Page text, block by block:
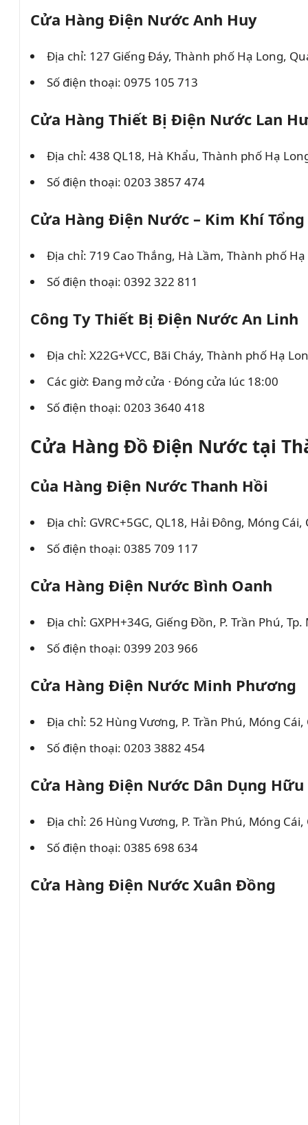
Cửa Hàng Điện Nước Anh Huy
Địa chỉ: 127 Giếng Đáy, Thành phố Hạ Long,
Số điện thoại: 0975 105 713
Cửa Hàng Thiết Bị Điện Nước Lan
Địa chỉ: 438 QL18, Hà Khẩu, Thành phố Hạ
Số điện thoại: 0203 3857 474
Cửa Hàng Điện Nước – Kim Khí
Địa chỉ: 719 Cao Thắng, Hà Lầm, Thành phố
Số điện thoại: 0392 322 811
Công Ty Thiết Bị Điện Nước An Linh
Địa chỉ: X22G+VCC, Bãi Cháy, Thành phố Hạ
Các giờ: Đang mở cửa ⋅ Đóng cửa lúc 18:00
Số điện thoại: 0203 3640 418
Cửa Hàng Đồ Điện Nước tại
Của Hàng Điện Nước Thanh Hồi
Địa chỉ: GVRC+5GC, QL18, Hải Đông, Móng
Số điện thoại: 0385 709 117
Cửa Hàng Điện Nước Bình Oanh
Địa chỉ: GXPH+34G, Giếng Đồn, P. Trần Phú,
Số điện thoại: 0399 203 966
Cửa Hàng Điện Nước Minh Phương
Địa chỉ: 52 Hùng Vương, P. Trần Phú, Móng
Số điện thoại: 0203 3882 454
Cửa Hàng Điện Nước Dân Dụng
Địa chỉ: 26 Hùng Vương, P. Trần Phú, Móng
Số điện thoại: 0385 698 634
Cửa Hàng Điện Nước Xuân Đồng